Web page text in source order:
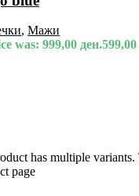
, Мажи
was: 999,00 ден.599,00
has multiple
page